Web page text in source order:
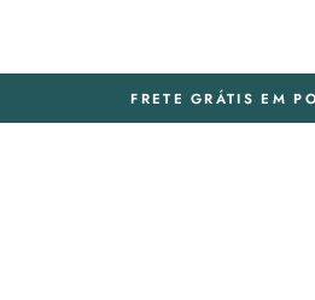
FRETE GRÁTIS EM